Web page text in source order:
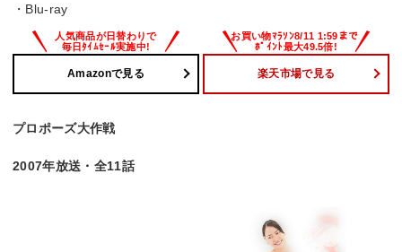
・Blu-ray
Amazonで見る 楽天市場で見る
プロポーズ大作戦
2007年放送・全11話